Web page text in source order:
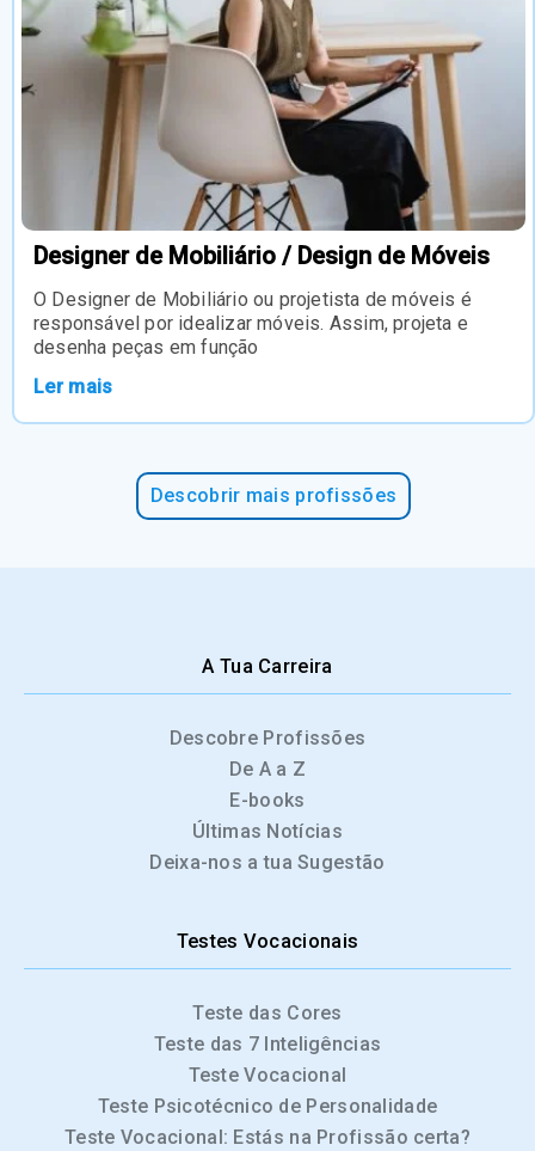
Designer de Mobiliário / Design de Móveis
O Designer de Mobiliário ou projetista de móveis é
responsável por idealizar móveis. Assim, projeta e
desenha peças em função
Ler mais
Descobrir mais profissões
A Tua Carreira
Descobre Profissões
De A a Z
E-books
Últimas Notícias
Deixa-nos a tua Sugestão
Testes Vocacionais
Teste das Cores
Teste das 7 Inteligências
Teste Vocacional
Teste Psicotécnico de Personalidade
Teste Vocacional: Estás na Profissão certa?